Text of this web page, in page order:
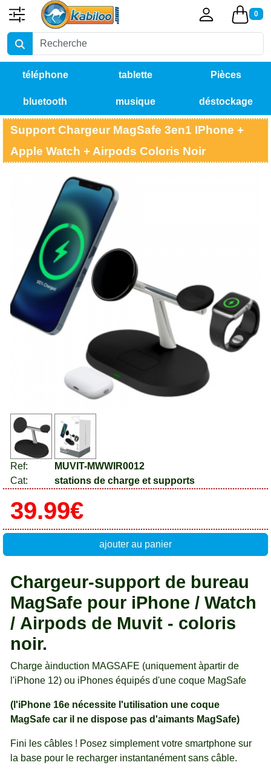
0
téléphone tablette Pièces
détachées
bluetooth musique déstockage
Support Chargeur MagSafe 3en1 IPhone +
Apple Watch + Airpods Coloris Noir
Ref:
MUVIT-MWWIR0012
Cat:
stations de charge et supports
39.99€
ajouter au panier
Chargeur-support de bureau
MagSafe pour iPhone / Watch
/ Airpods de Muvit - coloris
noir.
Charge àinduction MAGSAFE (uniquement àpartir de
l'iPhone 12) ou iPhones équipés d'une coque MagSafe
(l'iPhone 16e nécessite l'utilisation une coque
MagSafe car il ne dispose pas d'aimants MagSafe)
Fini les câbles ! Posez simplement votre smartphone sur
la base pour le recharger instantanément sans câble.